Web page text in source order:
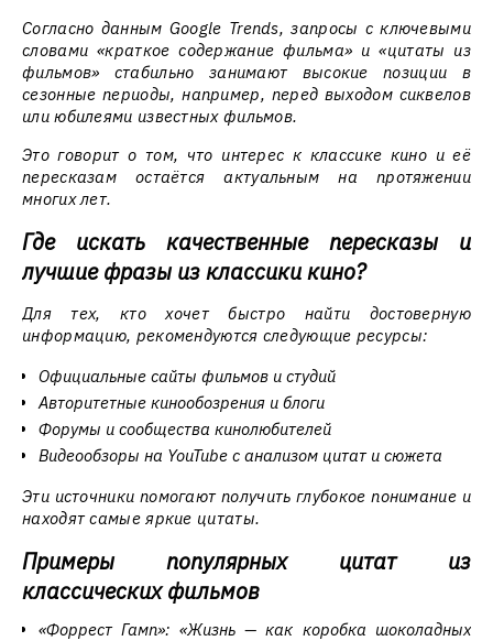
Согласно данным Google Trends, запросы с ключевыми
словами «краткое содержание фильма» и«цитаты из
фильмов» стабильно занимают высокие позиции в
сезонные периоды, например, перед выходом сиквелов
или юбилеями известных фильмов.
Это говорит о том, что интерес к классике кино и её
пересказам остаётся актуальным на протяжении
многих лет.
Где искать качественные пересказы и
лучшие фразы из классики кино?
Для тех, кто хочет быстро найти достоверную
информацию, рекомендуются следующие ресурсы:
Официальные сайты фильмов и студий
Авторитетные кинообозрения и блоги
Форумы и сообщества кинолюбителей
Видеообзоры на YouTube с анализом цитат и сюжета
Эти источники помогают получить глубокое понимание и
находят самые яркие цитаты.
Примеры популярных цитат из
классических фильмов
«Форрест Гамп»: «Жизнь — как коробка шоколадных